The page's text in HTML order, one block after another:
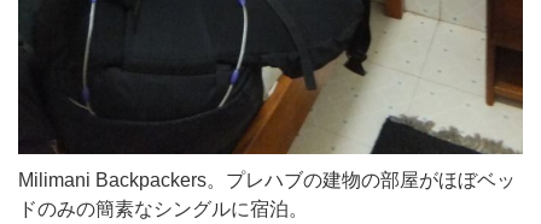
Milimani Backpackers。プレハブの建物の部屋がほぼベッ
ドのみの簡素なシングルに宿泊。